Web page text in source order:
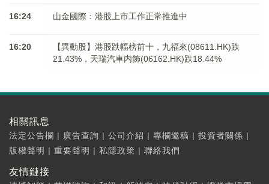
16:24 山金國際：港股上市工作正常推進中
16:20
【異動股】港股跌幅榜前十，九福來(08611.HK)跌
21.43%，天瑞汽車内飾(06162.HK)跌18.44%
相關訊息
法定公告欄 | 廣告查詢 | 公司介紹 | 專欄邀稿 | 投資者關係 |
版權聲明 | 重要聲明 | 私隱政策 | 聯絡我們
友情鏈接